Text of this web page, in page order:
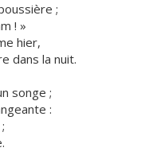
;
! »
hier,
dans la nuit.
songe ;
: